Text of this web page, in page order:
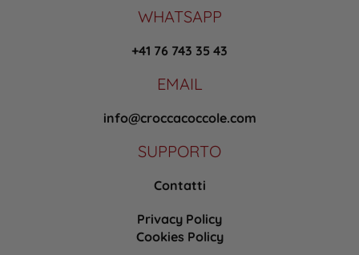
WHATSAPP
+41 76 743 35 43
EMAIL
info@croccacoccole.com
SUPPORTO
Contatti
Privacy Policy
Cookies Policy